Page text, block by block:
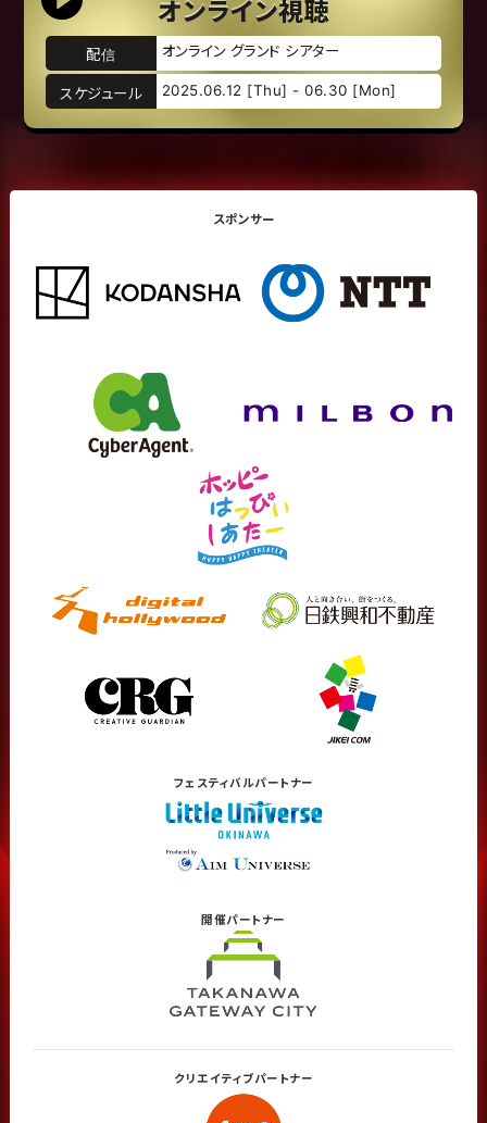
オンライン視聴
配信 オンライン グランド シアター
スケジュール 2025.06.12 [Thu] - 06.30 [Mon]
スポンサー
フェスティバルパートナー
開催パートナー
クリエイティブパートナー